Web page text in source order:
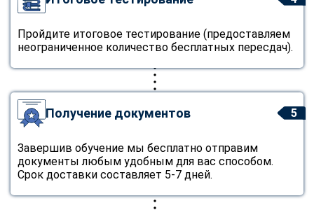
Пройдите итоговое тестирование (предоставляем
неограниченное количество бесплатных пересдач).
5
Получение документов
Завершив обучение мы бесплатно отправим
документы любым удобным для вас способом.
Срок доставки составляет 5-7 дней.